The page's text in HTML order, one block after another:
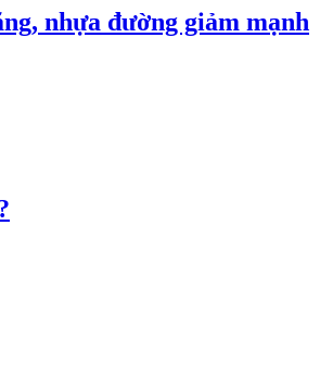
nhựa đường giảm mạnh